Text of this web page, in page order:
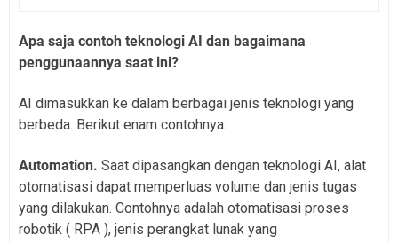
Apa saja contoh teknologi AI dan bagaimana
penggunaannya saat ini?
AI dimasukkan ke dalam berbagai jenis teknologi yang
berbeda. Berikut enam contohnya:
Automation. Saat dipasangkan dengan teknologi AI, alat
otomatisasi dapat memperluas volume dan jenis tugas
yang dilakukan. Contohnya adalah otomatisasi proses
robotik ( RPA ), jenis perangkat lunak yang